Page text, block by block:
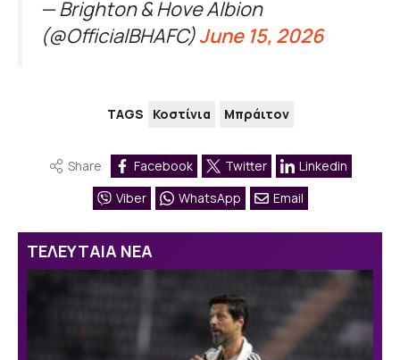
— Brighton & Hove Albion
(@OfficialBHAFC)June 15, 2026
TAGS Κοστίνια Μπράιτον
Share Facebook Twitter
Linkedin
Viber
WhatsApp Email
ΤΕΛΕΥΤΑΙΑ ΝΕΑ